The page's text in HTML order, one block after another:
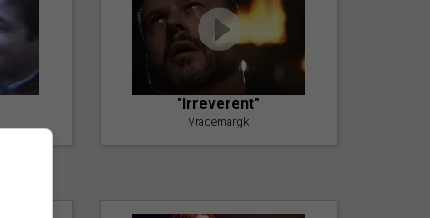
"Irreverent"
Vrademargk